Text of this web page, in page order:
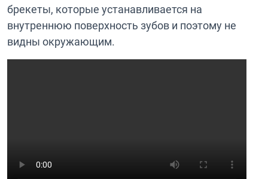
брекеты, которые устанавливается на
внутреннюю поверхность зубов и поэтому не
видны окружающим.